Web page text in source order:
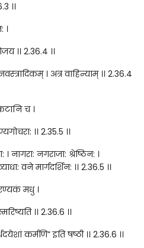
।।
।
।। 2.36.4 ।।
। अत्र वाहिन्याम् ।। 2.36.4
च ।
।। 2.35.5 ।।
नागरा: नगराजा: श्रेष्ठिन: ।
वने मार्गदर्शिन: ।। 2.36.5 ।।
मधु ।
।। 2.36.6 ।।
कर्मणि” इति षष्ठी ।। 2.36.6 ।।